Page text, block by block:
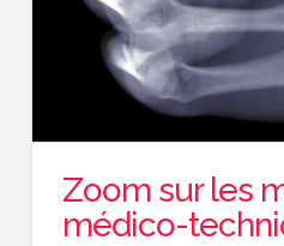
Zoom sur les
médico-